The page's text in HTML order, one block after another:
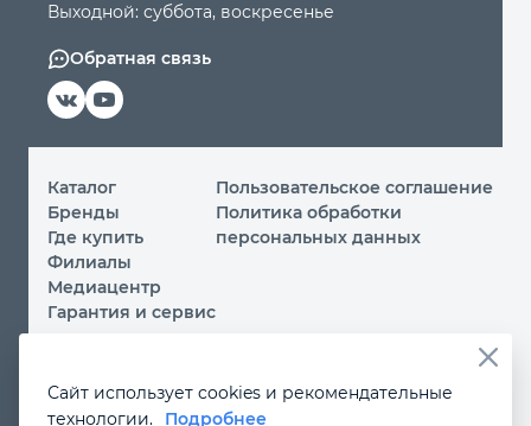
Крепежный инструмент
Режущий инструмент
Прочий инструмент
Выходной: суббота, воскресенье
Обратная связь
Каталог
Бренды
Где купить
Филиалы
Медиацентр
Гарантия и сервис
Пользовательское соглашение
Политика обработки
персональных данных
Вы принимаете условияполитики обработки
Сайт использует cookies и рекомендательные
технологии.
Подробнее